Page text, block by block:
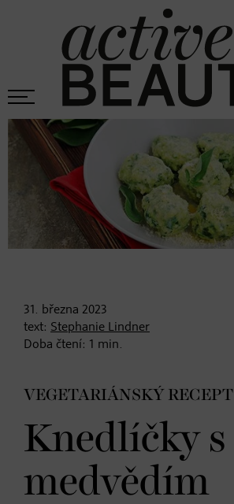
31. března 2023
text: Stephanie Lindner
Doba čtení: 1 min.
VEGETARIÁNSKÝ RECEPT
Knedlíčky s
medvědím